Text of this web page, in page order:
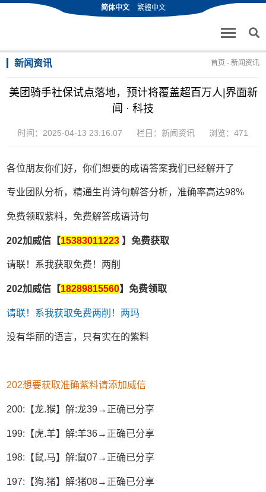
简体中文 繁體中文
新闻资讯 首页 - 新闻资讯
美团骑手社保试点落地，预计将覆盖超百万人|界面新
闻 · 科技
时间：2025-04-13 23:16:07 栏目： 新闻资讯 浏览：471
各位朋友你们好，你们想要的成语答案我们已经解开了
专业团队分析，精通生肖诗句解答分析，准确率高达98%
免费领取紫料，免费解答成语诗句
202加威信【15383011223 】免费获取
请联！系我获取免费！两削
202加威信【18289815560】免费领取
请联！系我获取免费两削！两玛
没有华丽的语言，只有实在的紫料
202想要获取准确紫料请添加威信
200:【龙.猴】解:龙39→正确已分享
199:【虎.羊】解:羊36→正确已分享
198:【鼠.马】解:鼠07→正确已分享
197:【狗.猪】解:猪08→正确已分享